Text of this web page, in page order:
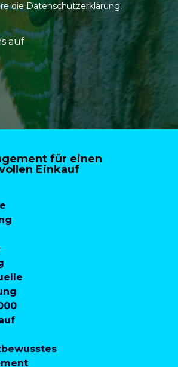
dieDatenschutzerklärung.
auf
für einen
Einkauf